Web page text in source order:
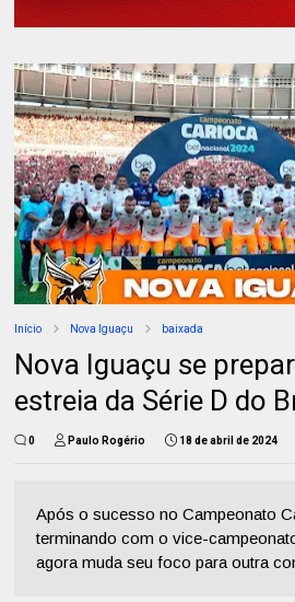
Início Nova Iguaçu baixada
Nova Iguaçu se
estreia da Série D do
0 Paulo Rogério 18 de abril de 2024
Após o sucesso no Campeonato
terminando com o vice-
agora muda seu foco para outra